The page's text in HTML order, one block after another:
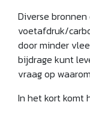
Diverse
voetafdruk/
door minder
bijdrage kunt
vraag op
In het kort komt